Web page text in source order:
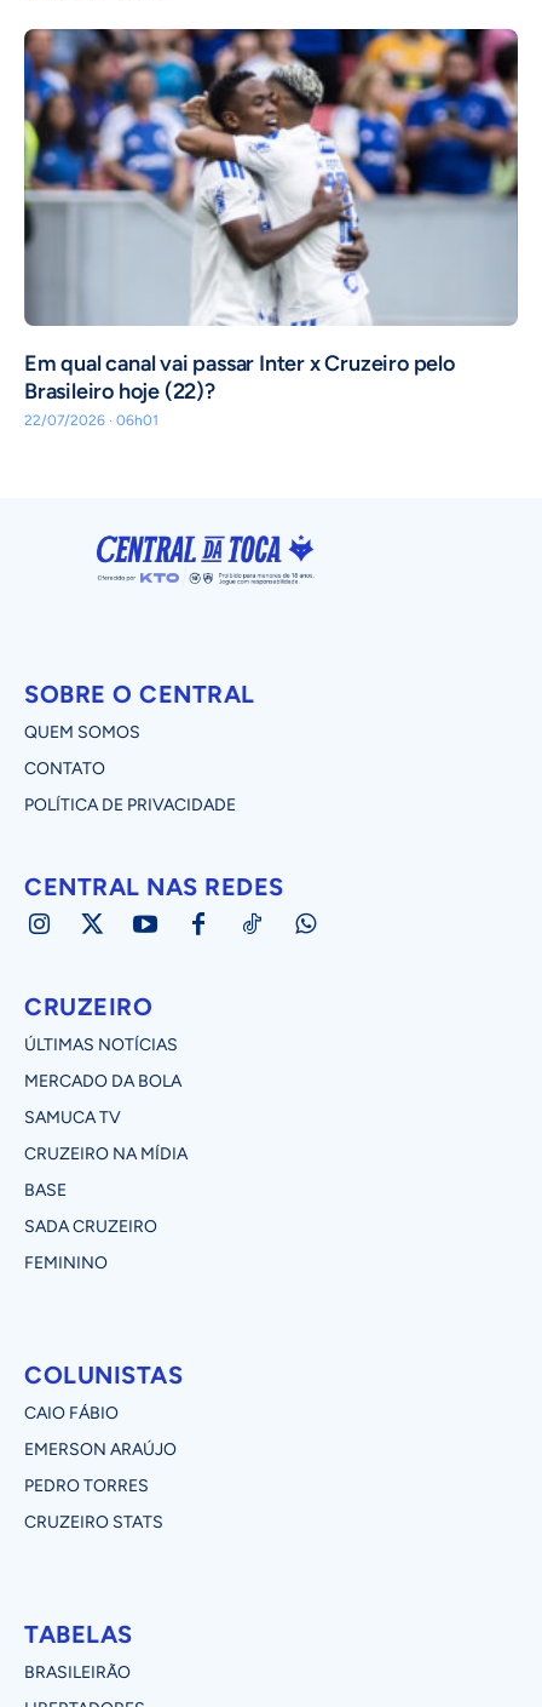
Em qual canal vai passar Inter x Cruzeiro pelo
Brasileiro hoje (22)?
22/07/2026 · 06h01
SOBRE O CENTRAL
QUEM SOMOS
CONTATO
POLÍTICA DE PRIVACIDADE
CENTRAL NAS REDES
CRUZEIRO
ÚLTIMAS NOTÍCIAS
MERCADO DA BOLA
SAMUCA TV
CRUZEIRO NA MÍDIA
BASE
SADA CRUZEIRO
FEMININO
COLUNISTAS
CAIO FÁBIO
EMERSON ARAÚJO
PEDRO TORRES
CRUZEIRO STATS
TABELAS
BRASILEIRÃO